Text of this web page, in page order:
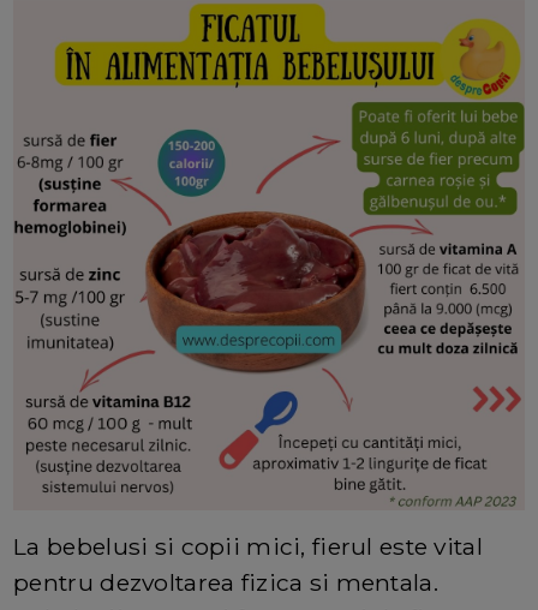
La bebelusi si copii mici, fierul este vital
pentru dezvoltarea fizica si mentala.